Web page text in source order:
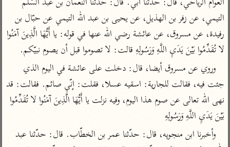
اشترك لتصلك أخبار مشاريعنا
اشترك
راسلنا •تليجرام • تويتر
•
لا تُقَدِّمُوا بَيْنَ يَدَيِ اللَّهِ وَرَسُولِهِ قالت: لا تصوموا قبل أن يصوم نبيّكم.
بَيْنَ يَدَيِ اللَّهِ وَرَسُولِهِ